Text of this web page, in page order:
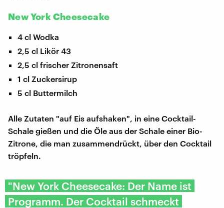
New York Cheesecake
4 cl Wodka
2,5 cl Likör 43
2,5 cl frischer Zitronensaft
1 cl Zuckersirup
5 cl Buttermilch
Alle Zutaten "auf Eis aufshaken", in eine Cocktail-
Schale gießen und die Öle aus der Schale einer Bio-
Zitrone, die man zusammendrückt, über den Cocktail
tröpfeln.
"New York Cheesecake: Der Name ist
Programm. Der Cocktail schmeckt